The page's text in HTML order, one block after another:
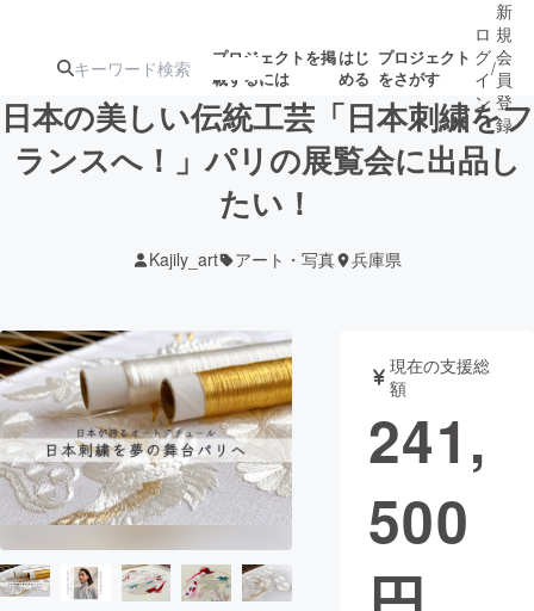
プロジェクトを掲
載するには
はじ
める
プロジェクト
をさがす
注目の新着プロ 募集終了が近いプ
テクノロジー・ガジェット
映像・映画 書籍・雑誌
ビジネス・起業 チャレンジ
まちづくり・地域活性化
ロ
グ
イ
ン
/
新
規
会
員
登
録
日本の美しい伝統工芸「日本刺繍をフ
ランスへ！」パリの展覧会に出品し
たい！
Kajily_art アート・写真 兵庫県
現在の支援総
額
241,
500